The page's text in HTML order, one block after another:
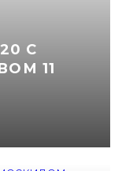
С
11